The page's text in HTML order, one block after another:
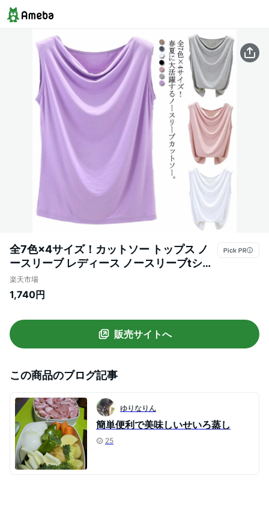
全7色×4サイズ！カットソー トップス ノ
ースリーブ レディース ノースリーブtシャ
ツ ノースリーブカットソー トップス タン
クトップ 薄手 ストレッチ 伸縮性 シンプル
無料
楽天市場
1,740円
販売サイトへ
この商品のブログ記事
ゆりなりん
簡単便利で美味しいせいろ蒸し
25